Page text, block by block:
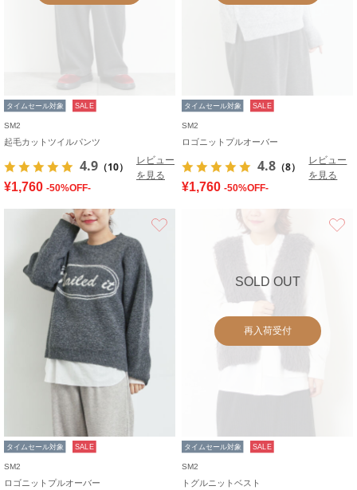
タイムセール対象 SALE
SM2
起毛カットツイルパンツ
4.9 （10）
レビュー
を見る
¥1,760 -50%OFF-
タイムセール対象 SALE
SM2
ロゴニットプルオーバー
4.8 （8）
レビュー
を見る
¥1,760 -50%OFF-
タイムセール対象 SALE
SM2
ロゴニットプルオーバー
SOLD OUT
再入荷受付
タイムセール対象 SALE
SM2
トグルニットベスト